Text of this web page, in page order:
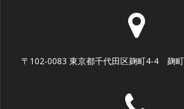
〒102-0083 東京都千代田区麹町4-4 麹